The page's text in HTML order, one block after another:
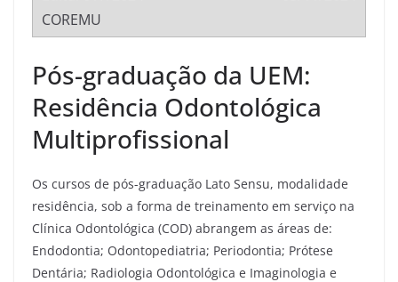
Pós-graduação da UEM:
Residência Odontológica
Multiprofissional
Os cursos de pós-graduação Lato Sensu, modalidade
residência, sob a forma de treinamento em serviço na
Clínica Odontológica (COD) abrangem as áreas de:
Endodontia; Odontopediatria; Periodontia; Prótese
Dentária; Radiologia Odontológica e Imaginologia e